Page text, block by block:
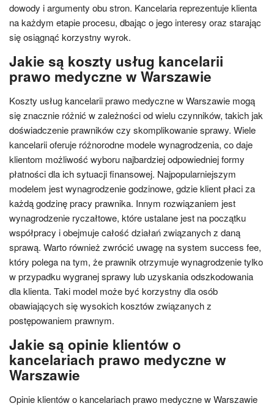
dowody i argumenty obu stron. Kancelaria reprezentuje klienta
na każdym etapie procesu, dbając o jego interesy oraz starając
się osiągnąć korzystny wyrok.
Jakie są koszty usług kancelarii
prawo medyczne w Warszawie
Koszty usług kancelarii prawo medyczne w Warszawie mogą
się znacznie różnić w zależności od wielu czynników, takich jak
doświadczenie prawników czy skomplikowanie sprawy. Wiele
kancelarii oferuje różnorodne modele wynagrodzenia, co daje
klientom możliwość wyboru najbardziej odpowiedniej formy
płatności dla ich sytuacji finansowej. Najpopularniejszym
modelem jest wynagrodzenie godzinowe, gdzie klient płaci za
każdą godzinę pracy prawnika. Innym rozwiązaniem jest
wynagrodzenie ryczałtowe, które ustalane jest na początku
współpracy i obejmuje całość działań związanych z daną
sprawą. Warto również zwrócić uwagę na system success fee,
który polega na tym, że prawnik otrzymuje wynagrodzenie tylko
w przypadku wygranej sprawy lub uzyskania odszkodowania
dla klienta. Taki model może być korzystny dla osób
obawiających się wysokich kosztów związanych z
postępowaniem prawnym.
Jakie są opinie klientów o
kancelariach prawo medyczne w
Warszawie
Opinie klientów o kancelariach prawo medyczne w Warszawie